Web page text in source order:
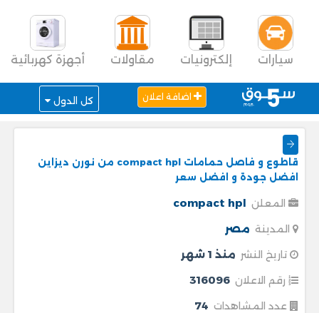
سيارات إلكترونيات مقاولات أجهزة كهربائية
اضافة اعلان كل الدول
قاطوع و فاصل حمامات compact hpl من نورن ديزاين
افضل جودة و افضل سعر
المعلن compact hpl
المدينة مصر
تاريخ النشر منذ 1 شهر
رقم الاعلان 316096
عدد المشاهدات 74